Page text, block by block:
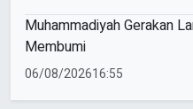
Muhammadiyah Gerakan
Membumi
06/08/202616:55